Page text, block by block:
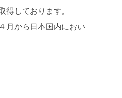
得しております。
月から日本国内におい